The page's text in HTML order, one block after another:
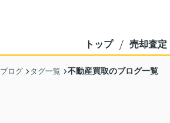
トップ 売却査定
ブログ タグ一覧 不動産買取のブログ一覧